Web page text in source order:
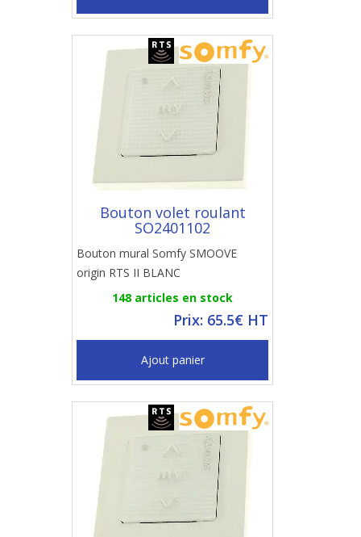
Bouton volet roulant
SO2401102
Bouton mural Somfy SMOOVE
origin RTS II BLANC
148 articles en stock
Prix: 65.5€ HT
Ajout panier